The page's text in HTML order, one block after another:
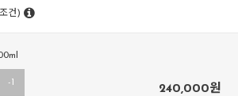
건)
-1 240,000원